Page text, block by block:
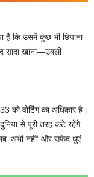
है कि उसमें कुछ भी छिपाना
सादा खाना—उबली
को वोटिंग का अधिकार है।
से पूरी तरह कटे रहेंगे
‘अभी नहीं’ और सफेद धुएं